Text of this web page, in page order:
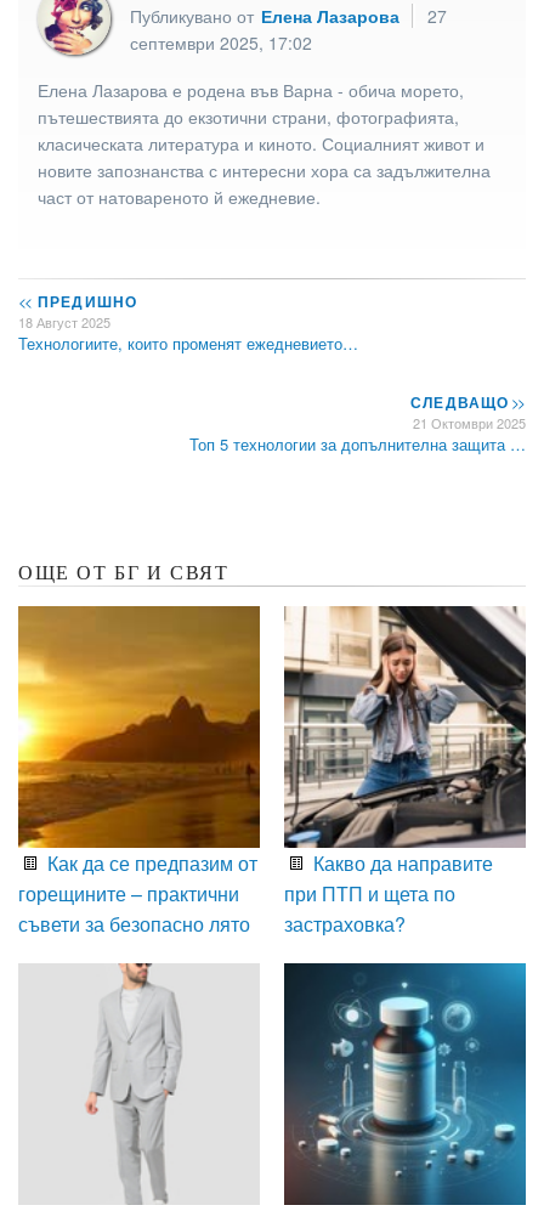
Публикувано от Елена Лазарова
27
септември 2025, 17:02
Елена Лазарова е родена във Варна - обича морето,
пътешествията до екзотични страни, фотографията,
класическата литература и киното. Социалният живот и
новите запознанства с интересни хора са задължителна
част от натовареното й ежедневие.
<< ПРЕДИШНО
18 Август 2025
Технологиите, които променят ежедневието…
СЛЕДВАЩО>>
21 Октомври 2025
Топ 5 технологии за допълнителна защита …
ОЩЕ ОТ БГ И СВЯТ
Как да се предпазим от
горещините – практични
съвети за безопасно лято
Какво да направите
при ПТП и щета по
застраховка?